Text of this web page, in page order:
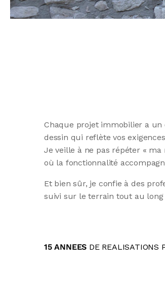
Chaque projet immobilier a
dessin qui reflète vos
Je veille à ne pas répéter « ma
où la fonctionnalité
Et bien sûr, je confie à des
suivi sur le terrain tout au long
15 ANNEES DE REALISATIONS